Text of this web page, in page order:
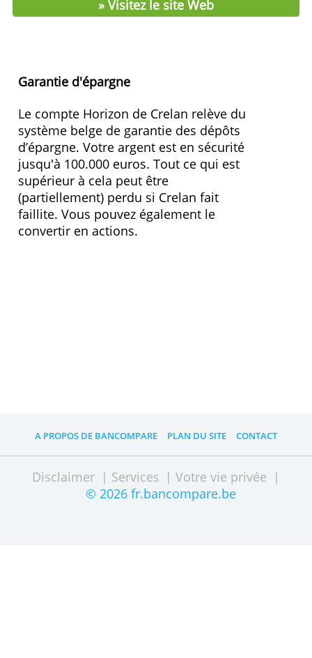
Taux Intérêt
Conditions
Non
Pays du fonds de protection BE
Plafond de protection 100.000,00 €
» Visitez le site Web
(partiellement) perdu si Crelan fait
faillite. Vous pouvez également le
convertir en actions.